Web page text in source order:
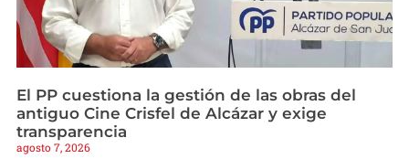
El PP cuestiona la gestión de las obras del
antiguo Cine Crisfel de Alcázar y exige
transparencia
agosto 7, 2026